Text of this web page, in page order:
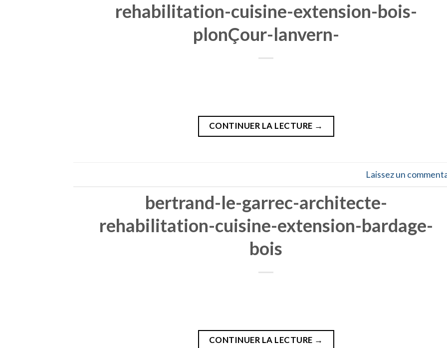
rehabilitation-cuisine-extension-bois-
plonÇour-lanvern-
CONTINUER LA LECTURE →
Laissez un
bertrand-le-garrec-architecte-
rehabilitation-cuisine-extension-bardage-
bois
CONTINUER LA LECTURE →